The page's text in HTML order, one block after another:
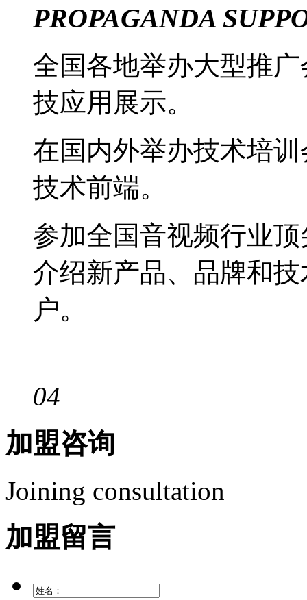
PROPAGANDA
全国各地举办大型推
技应用展示。
在国内外举办技术培
技术前端。
参加全国音视频行业
介绍新产品、品牌和
户。
04
加盟咨询
Joining consultation
加盟留言